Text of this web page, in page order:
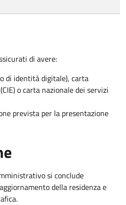
di avere:
di identità digitale), carta
o carta nazionale dei servizi
prevista per la presentazione
si conclude
della residenza e